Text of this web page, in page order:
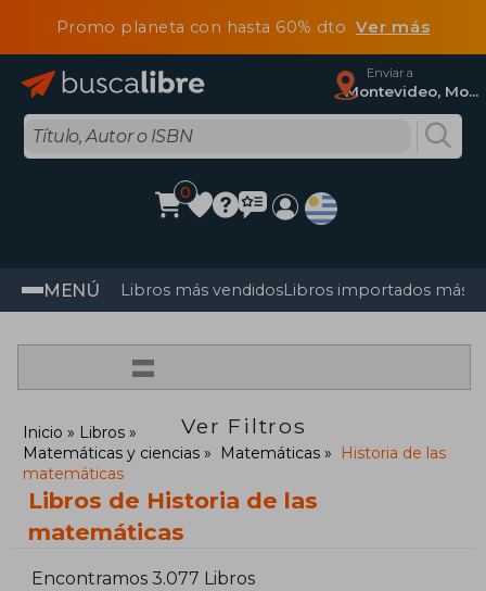
Promo planeta con hasta 60% dtoVer más
Enviar a
Montevideo, Montevideo
0
MENÚ Libros más vendidosLibros importados más
=
Ver Filtros
Inicio
Libros
Matemáticas y ciencias
Matemáticas
Historia de las
matemáticas
Libros de Historia de las
matemáticas
Encontramos 3.077 Libros